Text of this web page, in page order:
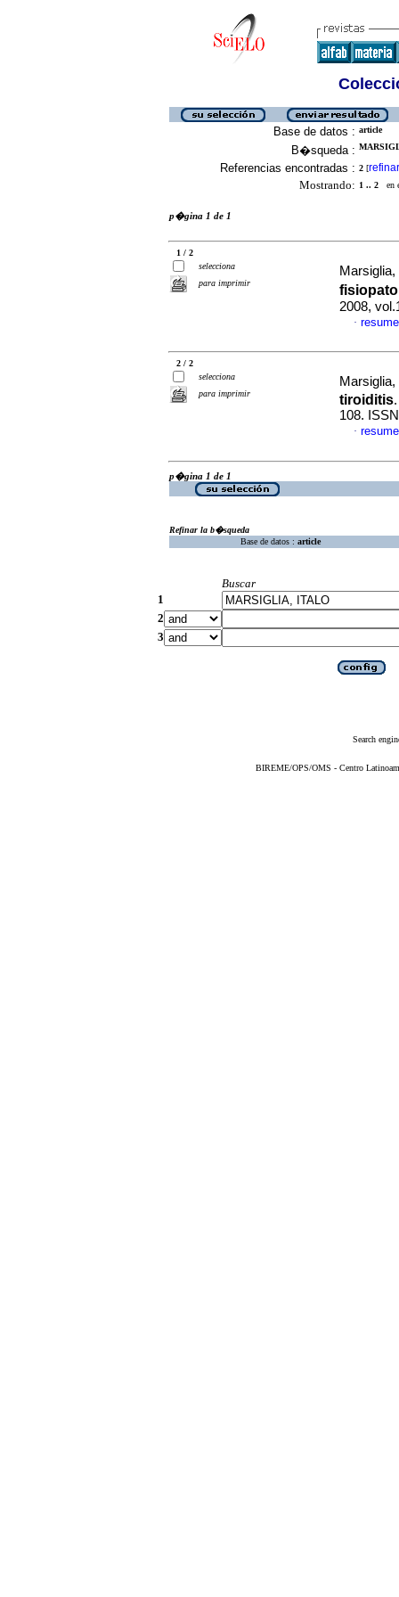
Base de datos : article
B�squeda :
Referencias encontradas : 2 [refinar
Mostrando: 1 .. 2 en
p�gina 1 de 1
1 / 2
selecciona
para imprimir
2008,
·
2 / 2
selecciona
para imprimir
tiroiditis
108.
·
p�gina 1 de 1
Refinar la b�squeda
Base de datos : article
Buscar
1
2
3
Search
BIREME/OPS/OMS - Centro